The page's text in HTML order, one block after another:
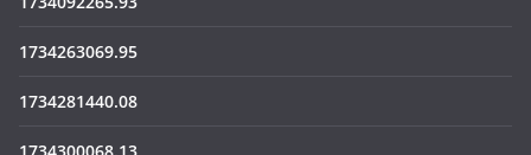
1734263069.95
1734281440.08